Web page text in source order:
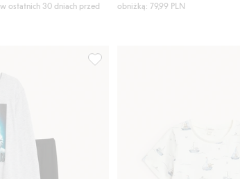
ostatnich 30 dniach przed
obniżką: 79,99 PLN